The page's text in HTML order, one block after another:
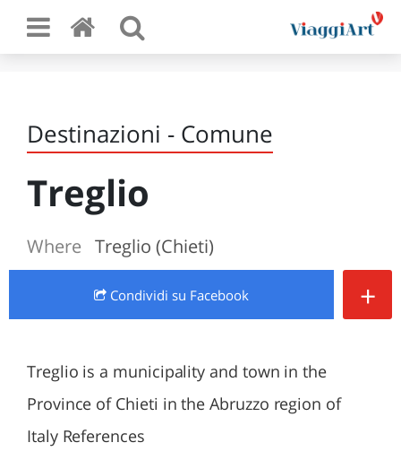
Destinazioni - Comune
Treglio
Where Treglio (Chieti)
Condividi su Facebook +
Treglio is a municipality and town in the
Province of Chieti in the Abruzzo region of
Italy References